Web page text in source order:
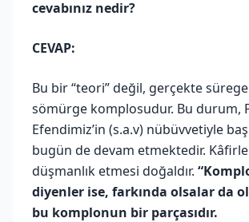
cevabınız nedir?
CEVAP:
Bu bir “teori” değil, gerçekte
sömürge komplosudur. Bu durum,
Efendimiz’in (s.a.v) nübüvvetiyle
bugün de devam etmektedir.
düşmanlık etmesi doğaldır.
diyenler ise, farkında olsalar da
bu komplonun bir parçasıdır.